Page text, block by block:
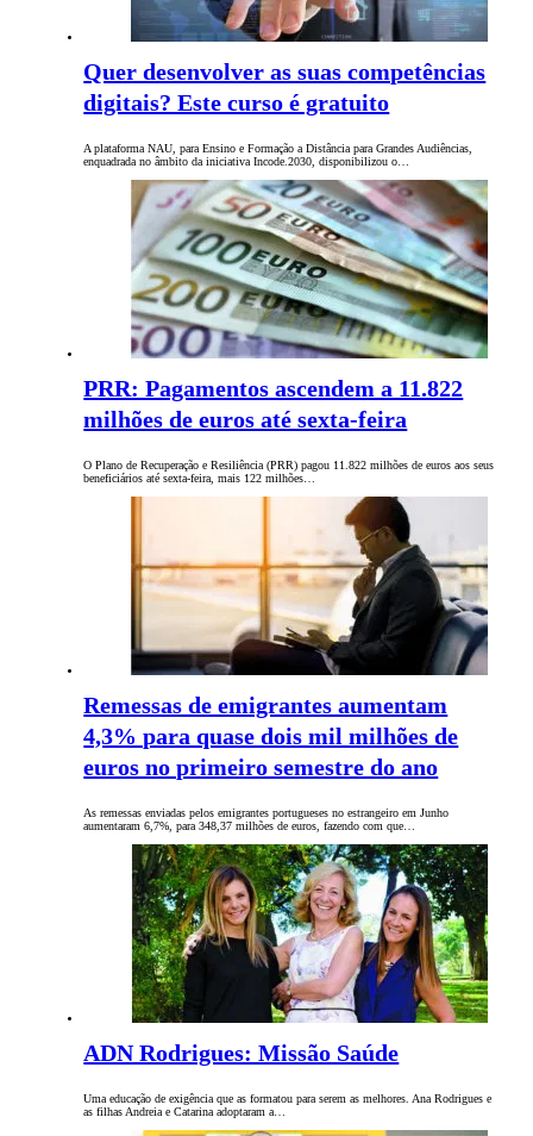
Quer desenvolver as suas competências
digitais? Este curso é gratuito
A plataforma NAU, para Ensino e Formação a Distância para Grandes Audiências,
enquadrada no âmbito da iniciativa Incode.2030, disponibilizou o…
PRR: Pagamentos ascendem a 11.822
milhões de euros até sexta-feira
O Plano de Recuperação e Resiliência (PRR) pagou 11.822 milhões de euros aos seus
beneficiários até sexta-feira, mais 122 milhões…
Remessas de emigrantes aumentam
4,3% para quase dois mil milhões de
euros no primeiro semestre do ano
As remessas enviadas pelos emigrantes portugueses no estrangeiro em Junho
aumentaram 6,7%, para 348,37 milhões de euros, fazendo com que…
ADN Rodrigues: Missão Saúde
Uma educação de exigência que as formatou para serem as melhores. Ana Rodrigues e
as filhas Andreia e Catarina adoptaram a…